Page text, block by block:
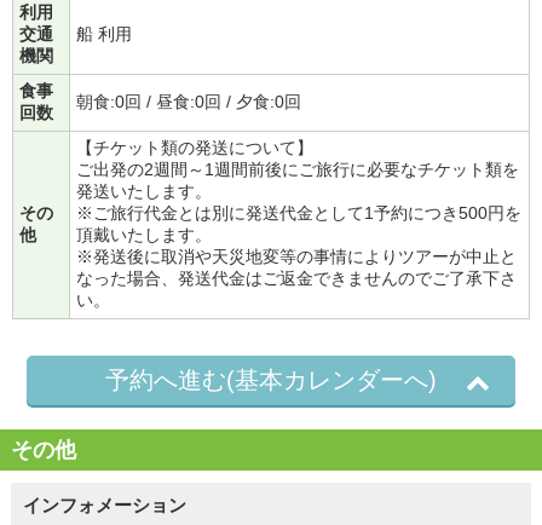
利用
交通
機関
船 利用
食事
回数
朝食:0回 / 昼食:0回 / 夕食:0回
その
他
【チケット類の発送について】
ご出発の2週間～1週間前後にご旅行に必要なチケット類を
発送いたします。
※ご旅行代金とは別に発送代金として1予約につき500円を
頂戴いたします。
※発送後に取消や天災地変等の事情によりツアーが中止と
なった場合、発送代金はご返金できませんのでご了承下さ
い。
予約へ進む(基本カレンダーへ)
その他
インフォメーション